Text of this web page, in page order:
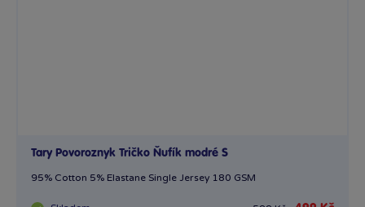
Tary Povoroznyk Tričko Ňufík modré S
95% Cotton 5% Elastane Single Jersey 180 GSM